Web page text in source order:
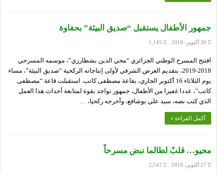
جمهور الأطفال يستقبل “صديق البيئة” بحفاوة
30 أكتوبر، 2018 1,145
افتتح المسرح الوطني الجزائري “محي الدين بشطارزي”، موسمه المسرحي
2018-2019، بتقديم العرض الشرفي لأولى إنتاجاته الركحية “صديق البيئة”، مساء
يوم الثلاثاء 16 أكتوبر الجاري، بقاعة مصطفى كاتب. استقبلت قاعة “مصطفى
كاتب”، عددا غفيرا من الأطفال، جمهور تواجد بقوة لمتابعة أحداث هذا العمل
الذي كتب نصه، سيد علي بوشافع، وأخرجه ركحيا، …
أكمل القراءة »
محيو… قلبٌ لطالما نبض مسرحاً
27 أكتوبر، 2018 2,541